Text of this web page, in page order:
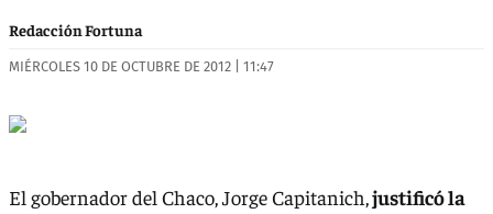
Redacción Fortuna
MIÉRCOLES 10 DE OCTUBRE DE 2012 | 11:47
El gobernador del Chaco, Jorge Capitanich,justificó la